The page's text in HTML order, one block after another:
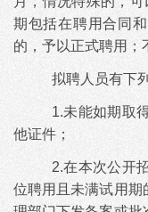
期包括在聘用合同
的，予以正式聘用；
拟聘人员有下
1.未能如期取
他证件；
2.在本次公开
位聘用且未满试用期